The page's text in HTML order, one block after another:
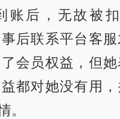
账后，无故被
后联系平台客服
会员权益，但她
都对她没有用
。